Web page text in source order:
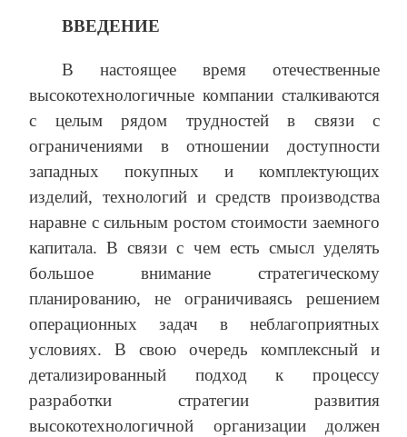
ВВЕДЕНИЕ
В настоящее время отечественные
высокотехнологичные компании сталкиваются
с целым рядом трудностей в связи с
ограничениями в отношении доступности
западных покупных и комплектующих
изделий, технологий и средств производства
наравне с сильным ростом стоимости заемного
капитала. В связи с чем есть смысл уделять
большое внимание стратегическому
планированию, не ограничиваясь решением
операционных задач в неблагоприятных
условиях. В свою очередь комплексный и
детализированный подход к процессу
разработки стратегии развития
высокотехнологичной организации должен